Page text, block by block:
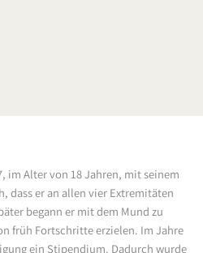
im Alter von 18 Jahren, mit seinem
dass er an allen vier Extremitäten
begann er mit dem Mund zu
früh Fortschritte erzielen. Im Jahre
ein Stipendium. Dadurch wurde